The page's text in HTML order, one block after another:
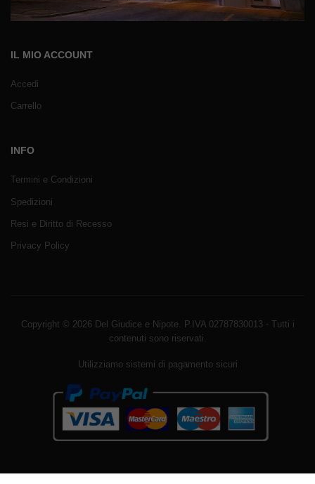
IL MIO ACCOUNT
Accedi
Carrello
INFO
Termini e Condizioni
Spedizioni
Resi e Diritto di Recesso
Privacy Policy
Copyright © 2026 Del Giudice e Nipote. P.IVA 02787830013 - Tutti i
contenuti sono riservati.
Utilizziamo sistemi di pagamento sicuri